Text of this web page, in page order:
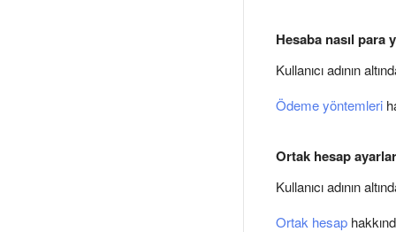
Hesaba nasıl para
Kullanıcı adının
Ödeme yöntemleri
Ortak hesap
Kullanıcı adının
Ortak hesap